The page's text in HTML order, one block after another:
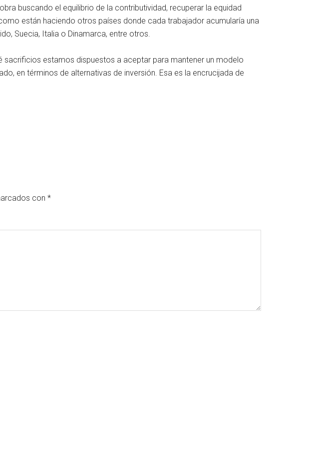
buscando el equilibrio de la contributividad, recuperar la equidad
están haciendo otros países donde cada trabajador acumularía una
Suecia, Italia o Dinamarca, entre otros.
sacrificios estamos dispuestos a aceptar para mantener un modelo
en términos de alternativas de inversión. Esa es la encrucijada de
con *